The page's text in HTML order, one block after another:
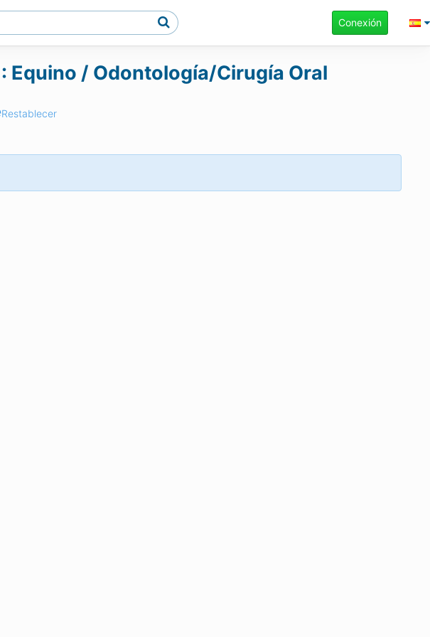
Conexión
Equino / Odontología/Cirugía Oral
Restablecer